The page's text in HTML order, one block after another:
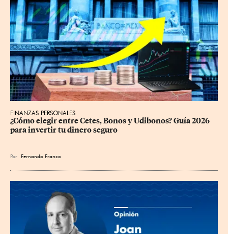
FINANZAS PERSONALES
¿Cómo elegir entre Cetes, Bonos y Udibonos? Guía 2026
para invertir tu dinero seguro
Por Fernando Franco